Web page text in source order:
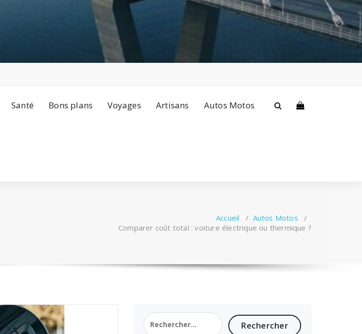
Santé Bons plans Voyages Artisans Autos Motos
Accueil / Autos Motos /
Comparer coût total : voiture électrique ou thermique ?
Rechercher :